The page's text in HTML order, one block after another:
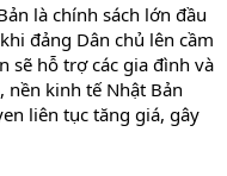
là chính sách lớn đầu
đảng Dân chủ lên cầm
sẽ hỗ trợ các gia đình và
kinh tế Nhật Bản
liên tục tăng giá, gây